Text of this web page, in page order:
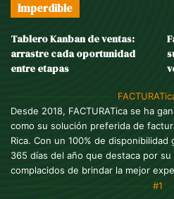
Imperdible
Tablero Kanban de ventas:
arrastre cada oportunidad
entre etapas
Desde 2018, FACTURATica se ha
como su solución preferida de
Rica. Con un 100% de
365 días del año que destaca por
complacidos de brindar la mejor
#1